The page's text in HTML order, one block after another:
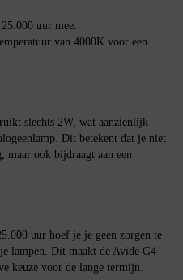
uur mee.
van 4000K voor een
slechts 2W, wat aanzienlijk
Dit betekent dat je niet
maar ook bijdraagt aan een
uur hoef je je geen zorgen te
lampen. Dit maakt de Avide G4
keuze voor de lange termijn.